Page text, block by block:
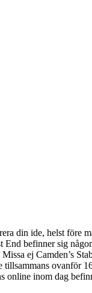
din ide, helst
befinner sig
ej Camden’s
inom dag